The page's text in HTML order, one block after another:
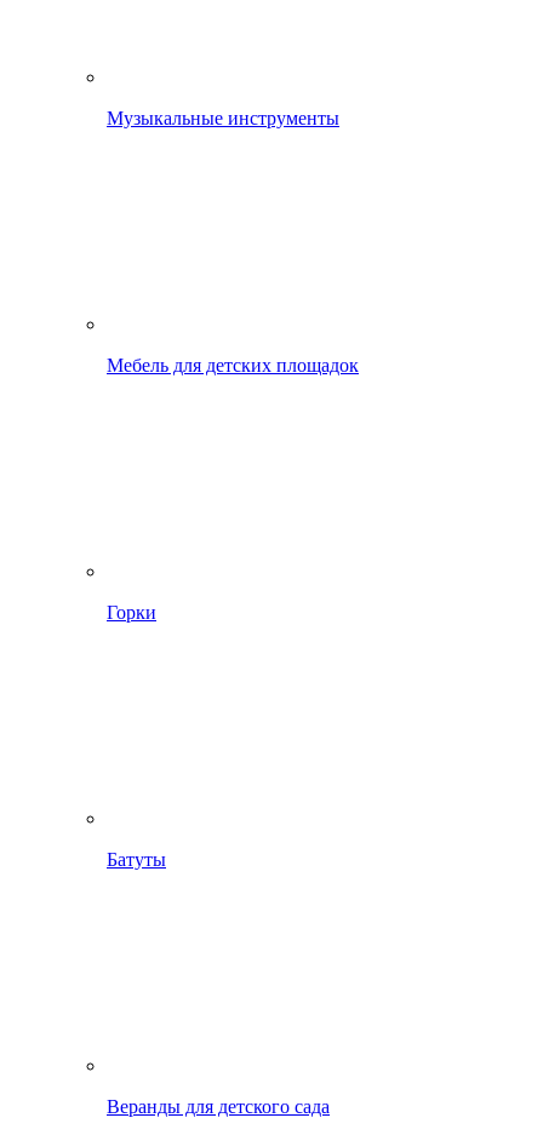
Музыкальные инструменты
Мебель для детских площадок
Горки
Батуты
Веранды для детского сада